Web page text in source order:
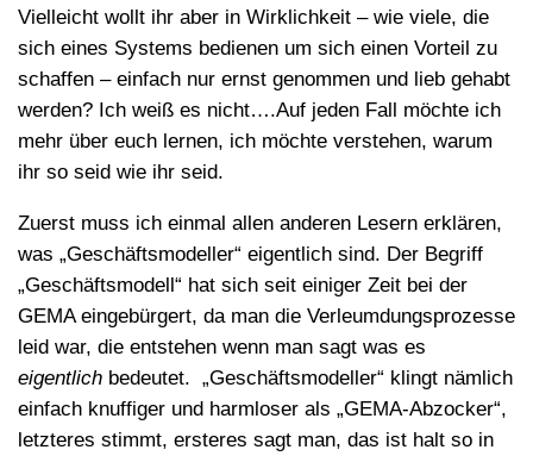
Vielleicht wollt ihr aber in Wirklichkeit – wie viele, die
sich eines Systems bedienen um sich einen Vorteil zu
schaffen – einfach nur ernst genommen und lieb gehabt
werden? Ich weiß es nicht….Auf jeden Fall möchte ich
mehr über euch lernen, ich möchte verstehen, warum
ihr so seid wie ihr seid.
Zuerst muss ich einmal allen anderen Lesern erklären,
was „Geschäftsmodeller“ eigentlich sind. Der Begriff
„Geschäftsmodell“ hat sich seit einiger Zeit bei der
GEMA eingebürgert, da man die Verleumdungsprozesse
leid war, die entstehen wenn man sagt was es
eigentlich bedeutet. „Geschäftsmodeller“ klingt nämlich
einfach knuffiger und harmloser als „GEMA-Abzocker“,
letzteres stimmt, ersteres sagt man, das ist halt so in